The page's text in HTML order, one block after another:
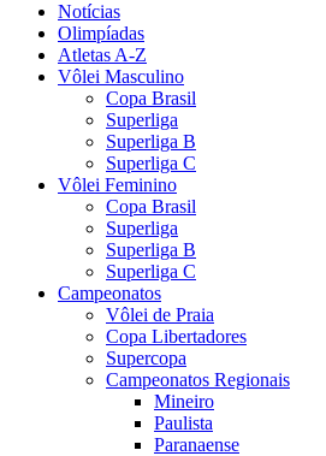
Notícias
Olimpíadas
Atletas A-Z
Vôlei Masculino
Copa Brasil
Superliga
Superliga B
Superliga C
Vôlei Feminino
Copa Brasil
Superliga
Superliga B
Superliga C
Campeonatos
Vôlei de Praia
Copa Libertadores
Supercopa
Campeonatos Regionais
Mineiro
Paulista
Paranaense